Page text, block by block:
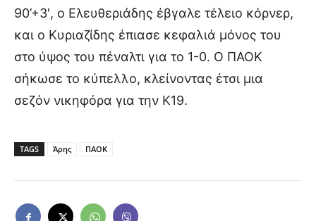
90’+3′, ο Ελευθεριάδης έβγαλε τέλειο κόρνερ,
και ο Κυριαζίδης έπιασε κεφαλιά μόνος του
στο ύψος του πέναλτι για το 1-0. Ο ΠΑΟΚ
σήκωσε το κύπελλο, κλείνοντας έτσι μια
σεζόν νικηφόρα για την Κ19.
TAGS Άρης ΠΑΟΚ